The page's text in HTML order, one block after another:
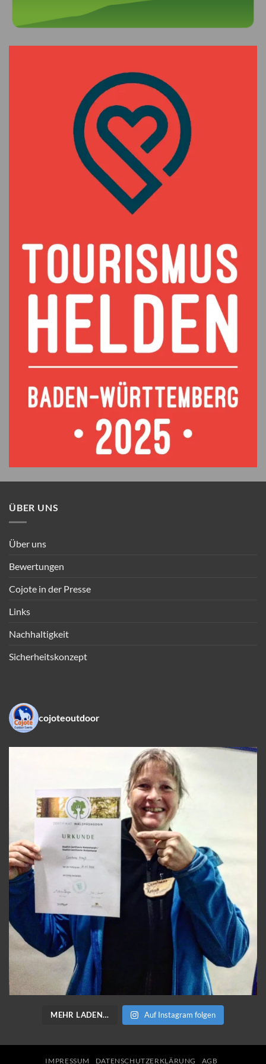
ÜBER UNS
Über uns
Bewertungen
Cojote in der Presse
Links
Nachhaltigkeit
Sicherheitskonzept
cojoteoutdoor
MEHR LADEN… Auf Instagram folgen
IMPRESSUM DATENSCHUTZERKLÄRUNG AGB